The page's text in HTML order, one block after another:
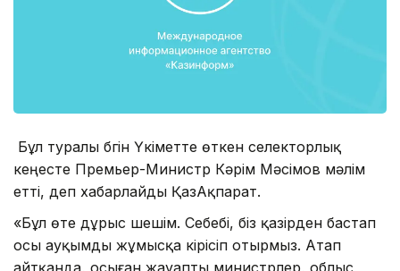
Бұл туралы бүгін Үкіметте өткен селекторлық
кеңесте Премьер-Министр Кәрім Мәсімов мәлім
етті, деп хабарлайды ҚазАқпарат.
«Бұл өте дұрыс шешім. Себебі, біз қазірден бастап
осы ауқымды жұмысқа кірісіп отырмыз. Атап
айтқанда, осыған жауапты министрлер, облыс